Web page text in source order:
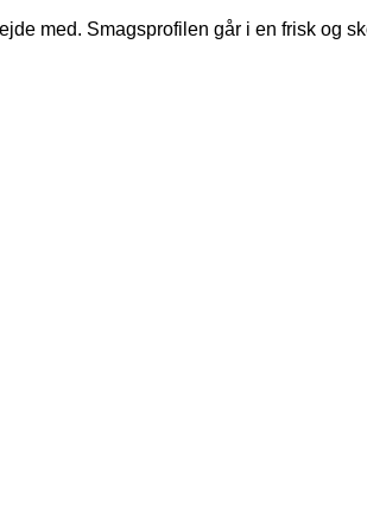
med. Smagsprofilen går i en frisk